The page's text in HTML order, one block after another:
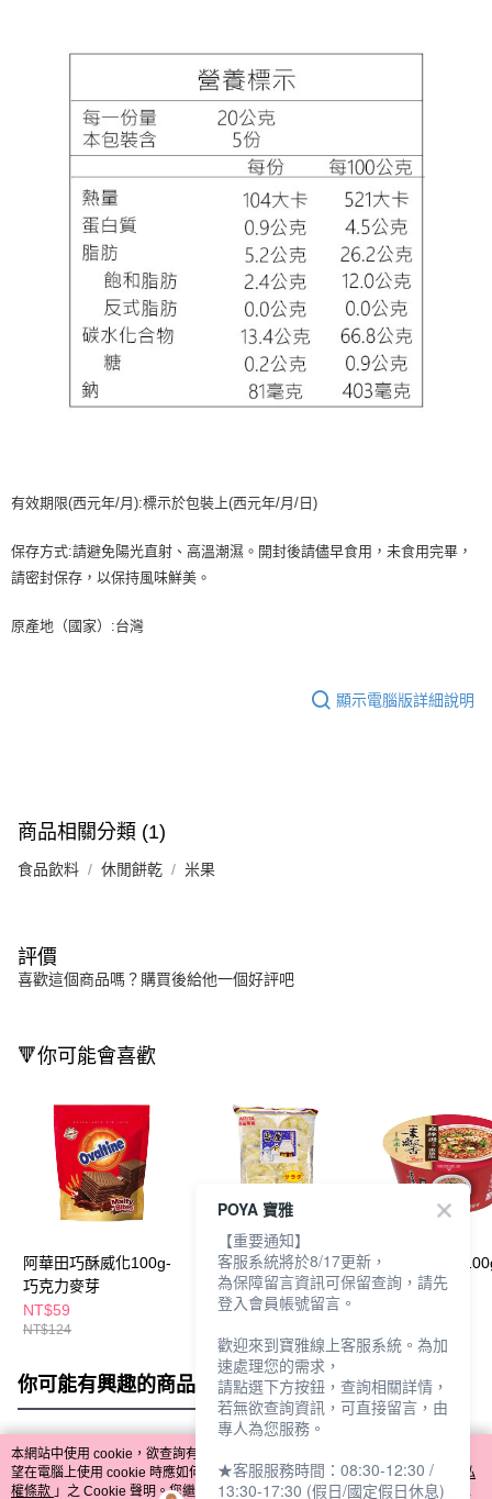
有效期限(西元年/月):標示於包裝上(西元年/月/日)
保存方式:請避免陽光直射、高溫潮濕。開封後請儘早食用，未食用完畢，
請密封保存，以保持風味鮮美。
原產地（國家）:台灣
顯示電腦版詳細說明
商品相關分類 (1)
食品飲料 休閒餅乾 米果
評價
喜歡這個商品嗎？購買後給他一個好評吧
🔻你可能會喜歡
阿華田巧酥威化100g-
巧克力麥芽
NT$59
NT$124
有田雪屋米果190g-原
NT$79
素飄香風味麵
辣燙
你可能有興趣的商品 全站排行
熱門標籤
本網站中使用 cookie，欲查詢有關本網站使用 cookie 方式之詳情，及若您不希
望在電腦上使用 cookie 時應如何變更電腦的 cookie 設定，請參閱本網站「
隱私
權條款 」之 Cookie 聲明。您繼續使用本網站即表示您同意本公司得按本網站使
POYA 寶雅
【重要通知】
客服系統將於8/17更新，
為保障留言資訊可保留查詢，請先
登入會員帳號留言。
歡迎來到寶雅線上客服系統。為加
速處理您的需求，
請點選下方按鈕，查詢相關詳情，
若無欲查詢資訊，可直接留言，由
專人為您服務。
★客服服務時間：08:30-12:30 /
13:30-17:30 (假日/國定假日休息)